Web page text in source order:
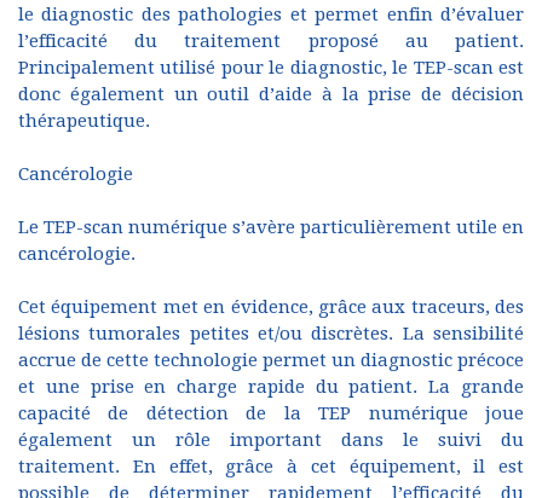
le diagnostic des pathologies et permet enfin d’évaluer
l’efficacité du traitement proposé au patient.
Principalement utilisé pour le diagnostic, le TEP-scan est
donc également un outil d’aide à la prise de décision
thérapeutique.
Cancérologie
Le TEP-scan numérique s’avère particulièrement utile en
cancérologie.
Cet équipement met en évidence, grâce aux traceurs, des
lésions tumorales petites et/ou discrètes. La sensibilité
accrue de cette technologie permet un diagnostic précoce
et une prise en charge rapide du patient. La grande
capacité de détection de la TEP numérique joue
également un rôle important dans le suivi du
traitement. En effet, grâce à cet équipement, il est
possible de déterminer rapidement l’efficacité du